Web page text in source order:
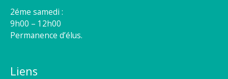
2éme samedi :
9h00 – 12h00
Permanence d’élus.
Liens